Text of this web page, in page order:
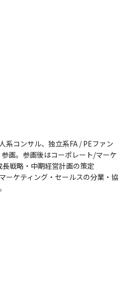
系コンサル、独立系FA / PEファン
画。参画後はコーポレート/マーケ
戦略・中期経営計画の策定
ーケティング・セールスの分業・協